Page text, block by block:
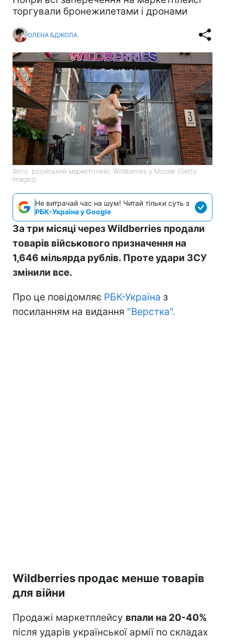
торгували бронежилетами і дронами
ОЛЕНА БДЖОЛА
Фото: російський маркетплейс Wildberries у Москві (Getty
Images)
Не витрачай час на шум! Читай тільки суть з
РБК-Україна у Google
За три місяці через Wildberries продали
товарів військового призначення на
1,646 мільярда рублів. Проте удари ЗСУ
змінили все.
Про це повідомляє РБК-Україна з
посиланням на видання "Верстка".
Wildberries продає менше товарів
для війни
Продажі маркетплейсу впали на 20-40%
після ударів української армії по складах